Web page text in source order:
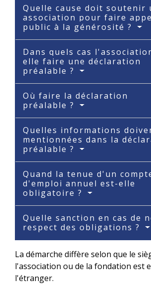
Quelle cause doit soutenir
association pour faire
public à la générosité ?
Dans quels cas
elle faire une déclaration
préalable ?
Où faire la déclaration
préalable ?
Quelles informations
mentionnées dans la
préalable ?
Quand la tenue d'un
d'emploi annuel est-elle
obligatoire ?
Quelle sanction en cas de
respect des obligations ?
La démarche diffère selon que le
l'association ou de la fondation est
l'étranger.